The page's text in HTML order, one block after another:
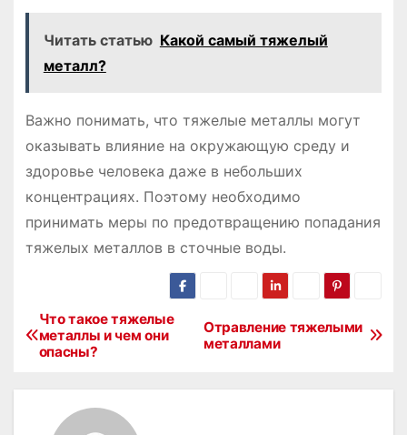
Читать статью Какой самый тяжелый
металл?
Важно понимать, что тяжелые металлы могут
оказывать влияние на окружающую среду и
здоровье человека даже в небольших
концентрациях. Поэтому необходимо
принимать меры по предотвращению попадания
тяжелых металлов в сточные воды.
Н
Отравление тяжелыми
металлами
Что такое тяжелые
металлы и чем они
опасны?